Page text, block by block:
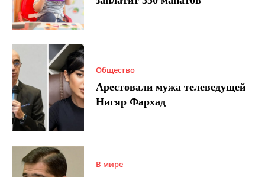
Общество
Арестовали мужа телеведущей
Нигяр Фархад
В мире